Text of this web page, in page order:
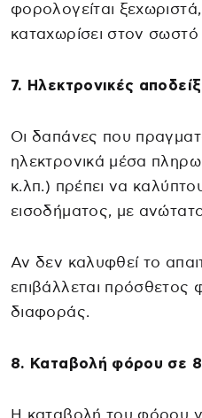
φορολογείται
καταχωρίσει στον σωστό
7. Ηλεκτρονικές
Οι δαπάνες που
ηλεκτρονικά μέσα
κ.λπ.) πρέπει να
εισοδήματος, με
Αν δεν καλυφθεί το
επιβάλλεται πρόσθετος
διαφοράς.
8. Καταβολή φόρου σε 8
Η καταβολή του φόρου